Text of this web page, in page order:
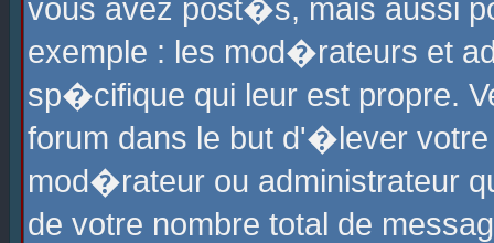
vous avez post�s, mais aussi
exemple : les mod�rateurs et
sp�cifique qui leur est propre.
forum dans le but d'�lever
mod�rateur ou administrateur
de votre nombre total de